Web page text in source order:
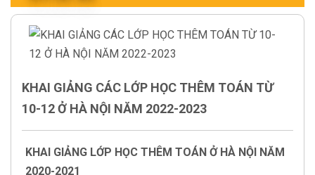
KHAI GIẢNG CÁC LỚP HỌC THÊM TOÁN TỪ
10-12 Ở HÀ NỘI NĂM 2022-2023
KHAI GIẢNG LỚP HỌC THÊM TOÁN Ở HÀ NỘI NĂM
2020-2021